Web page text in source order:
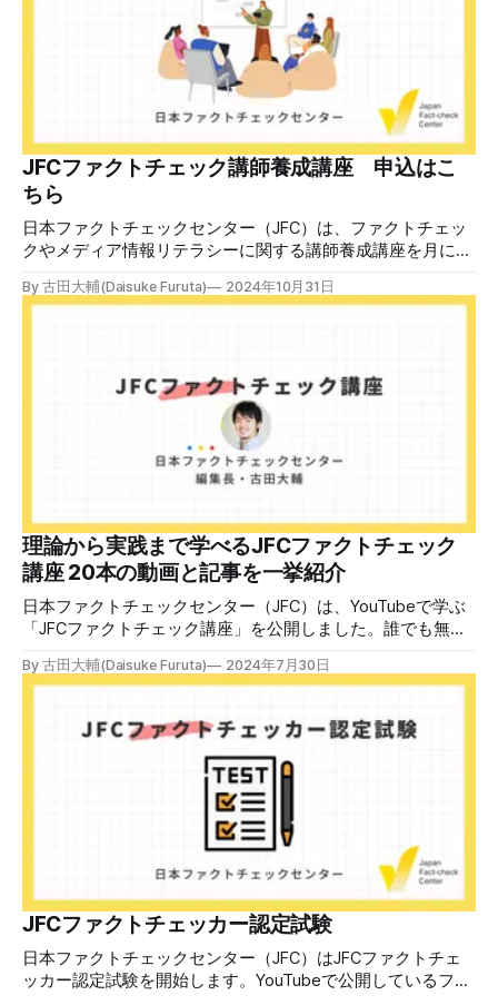
散した投稿を真に受けた反応も多いため検証する。 検証過
JFCファクトチェック講師養成講座 申込はこ
ちら
日本ファクトチェックセンター（JFC）は、ファクトチェッ
クやメディア情報リテラシーに関する講師養成講座を月に1
認定バッジと教室や職場などで利用可能な教材を提供しま
ファクトチェックセンター（JFC）による講師養成講座で
す。 講師養成講座（オンラインで90分）を受講いただいた
後、修了課題を提出された方には、教室や職場などで利用可
能な教材の提... powered by Peatix : More than a
す。 受講生には教材を提供 デマや不確かな情報が蔓延する
中で、自衛策が求められています。「気をつけて」というだ
けでは、対策になりません。最初から騙されたい人はいませ
ん。誰だって気をつけているのに、誤った情
By 古田大輔(Daisuke Furuta) 2024年10月31日
理論から実践まで学べるJFCファクトチェック
講座 20本の動画と記事を一挙紹介
日本ファクトチェックセンター（JFC）は、YouTubeで学ぶ
「JFCファクトチェック講座」を公開しました。誰でも無料
ファクトチェックやメディアリテラシーの知識を学ぶことが
の日本での影響を調べた2万人調査の紹介や、間違った情報
を信じてしまう背景にある人間のバイアス、大規模に拡散す
るSNSアルゴリズムなどを解説しています。 実践編では、画
像や動画や生成AIなど、偽・誤情報をどのように検証したら
良いかをJFCが検証してきた事例から具体的に学びます。
JFCファクトチェッカー認定試験を開始 2024年7月29日か
ら、これらの内容について習熟度を確認するJFCファクトチ
ェッカー認定試験を開始します。誰でもいつでも受験可能で
す（2024年度中は受験料1000円、2025年度から2000円）。
合格者には様々な技能をデジタル証明するオープンバッジ・
ネットワークを活用して、JFCファクトチェッカーの認定証
を発行します。 JFCファクトチェッカー認定試験
By 古田大輔(Daisuke Furuta) 2024年7月30日
JFCファクトチェッカー認定試験
日本ファクトチェックセンター（JFC）はJFCファクトチェ
ッカー認定試験を開始します。YouTubeで公開しているファ